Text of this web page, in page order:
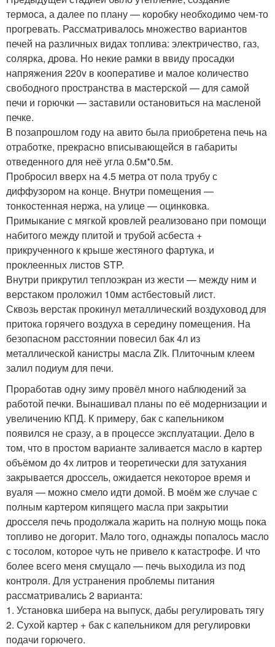
термоса, а далее по плану — коробку необходимо чем-то
прогревать. Рассматривалось множество вариантов
печей на различных видах топлива: электричество, газ,
солярка, дрова. Но некие рамки в ввиду просадки
напряжения 220v в кооперативе и малое количество
свободного пространства в мастерской — для самой
печи и горючки — заставили остановиться на масленой
печке.
В позапрошлом году на авито была приобретена печь на
отработке, прекрасно вписывающейся в габариты
отведенного для неё угла 0.5м*0.5м.
Пробросил вверх на 4.5 метра от пола трубу с
диффузором на конце. Внутри помещения —
тонкостенная нержа, на улице — оцинковка.
Примыкание с мягкой кровлей реализовано при помощи
набитого между плитой и трубой асбеста +
прикрученного к крыше жестяного фартука, и
проклеенных листов STP.
Внутри прикрутил теплоэкран из жести — между ним и
верстаком проложил 10мм астбестовый лист.
Сквозь верстак прокинул металлический воздуховод для
притока горячего воздуха в середину помещения. На
безопасном расстоянии повесил бак 4л из
металлической канистры масла Zik. Плиточным клеем
залил подиум для печи.
Проработав одну зиму провёл много наблюдений за
работой печки. Вынашивал планы по её модернизации и
увеличению КПД. К примеру, бак с капельником
появился не сразу, а в процессе эксплуатации. Дело в
том, что в простом варианте заливается масло в картер
объёмом до 4х литров и теоретически для затухания
закрывается дроссель, ожидается некоторое время и
вуаля — можно смело идти домой. В моём же случае с
полным картером кипящего масла при закрытии
дросселя печь продолжала жарить на полную мощь пока
топливо не догорит. Мало того, однажды попалось масло
с тосолом, которое чуть не привело к катастрофе. И что
более всего меня смущало — печь выходила из под
контроля. Для устранения проблемы питания
рассматривались 2 варианта:
1. Установка шибера на выпуск, дабы регулировать тягу
2. Сухой картер + бак с капельником для регулировки
подачи горючего.